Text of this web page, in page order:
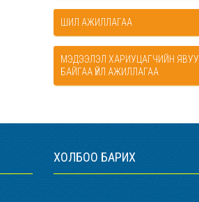
ШИЛ АЖИЛЛАГАА
МЭДЭЭЛЭЛ ХАРИУЦАГЧИЙН
БАЙГАА ҮЙЛ АЖИЛЛАГАА
ХОЛБОО БАРИХ